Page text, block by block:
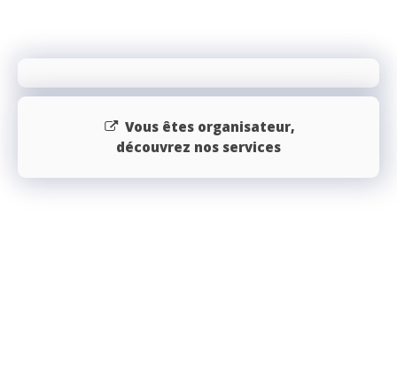
Vous êtes organisateur,
découvrez nos services